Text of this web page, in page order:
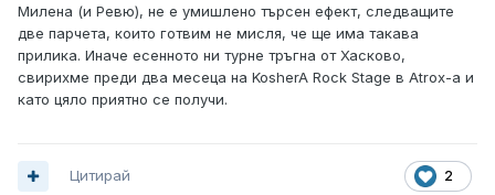
Милена (и Ревю), не е умишлено търсен ефект, следващите
две парчета, които готвим не мисля, че ще има такава
прилика. Иначе есенното ни турне тръгна от Хасково,
свирихме преди два месеца на KosherA Rock Stage в Atrox-a и
като цяло приятно се получи.
2
Цитирай